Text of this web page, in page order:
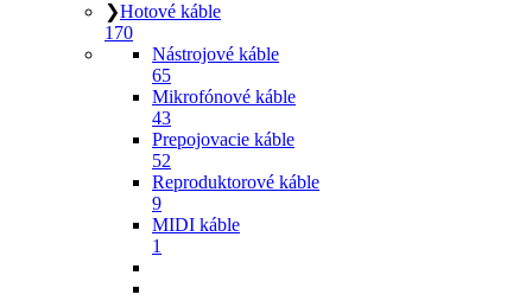
❯Hotové káble
170
Nástrojové káble
65
Mikrofónové káble
43
Prepojovacie káble
52
Reproduktorové káble
9
MIDI káble
1